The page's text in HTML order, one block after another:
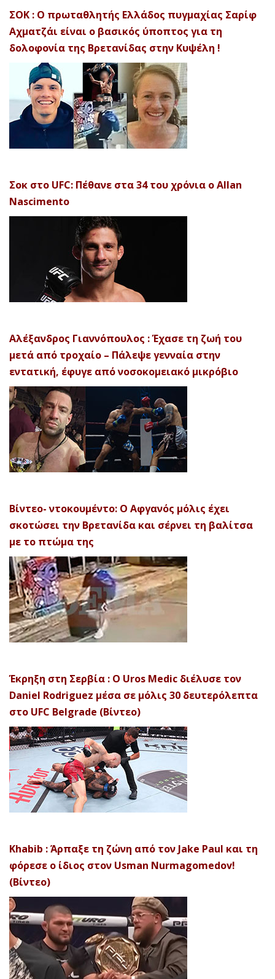
ΣΟΚ : Ο πρωταθλητής Ελλάδος πυγμαχίας Σαρίφ
Αχματζάι είναι ο βασικός ύποπτος για τη
δολοφονία της Βρετανίδας στην Κυψέλη !
Σοκ στο UFC: Πέθανε στα 34 του χρόνια ο Allan
Nascimento
Αλέξανδρος Γιαννόπουλος : Έχασε τη ζωή του
μετά από τροχαίο – Πάλεψε γενναία στην
εντατική, έφυγε από νοσοκομειακό μικρόβιο
Βίντεο- ντοκουμέντο: Ο Αφγανός μόλις έχει
σκοτώσει την Βρετανίδα και σέρνει τη βαλίτσα
με το πτώμα της
Έκρηξη στη Σερβία : Ο Uros Medic διέλυσε τον
Daniel Rodriguez μέσα σε μόλις 30 δευτερόλεπτα
στο UFC Belgrade (Βίντεο)
Khabib : Άρπαξε τη ζώνη από τον Jake Paul και τη
φόρεσε ο ίδιος στον Usman Nurmagomedov!
(Βίντεο)